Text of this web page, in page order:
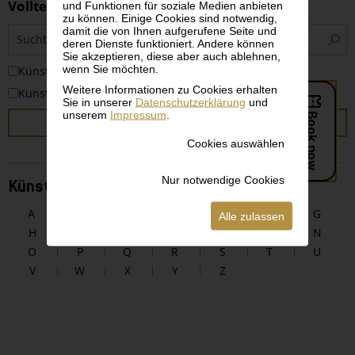
und Funktionen für soziale Medien anbieten
zu können. Einige Cookies sind notwendig,
damit die von Ihnen aufgerufene Seite und
deren Dienste funktioniert. Andere können
Sie akzeptieren, diese aber auch ablehnen,
wenn Sie möchten.
Weitere Informationen zu Cookies erhalten
Sie in unserer Datenschutzerklärung und
unserem Impressum
Cookies auswählen
Nur notwendige Cookies
Alle zulassen
Volltextsuche
KünstlerInnen
Kunstwerke
SUCHEN
KünstlerInnen alphabetisch
A E F
G
H
L M
N
O
P Q R S T
U
V
W X Y Z